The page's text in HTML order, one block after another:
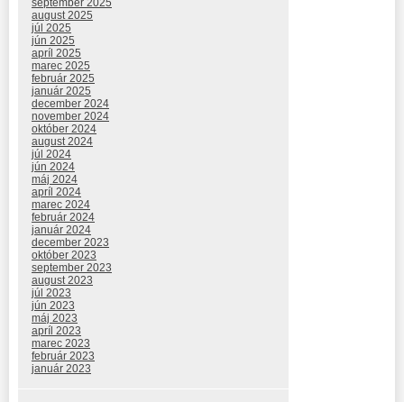
september 2025
august 2025
júl 2025
jún 2025
apríl 2025
marec 2025
február 2025
január 2025
december 2024
november 2024
október 2024
august 2024
júl 2024
jún 2024
máj 2024
apríl 2024
marec 2024
február 2024
január 2024
december 2023
október 2023
september 2023
august 2023
júl 2023
jún 2023
máj 2023
apríl 2023
marec 2023
február 2023
január 2023